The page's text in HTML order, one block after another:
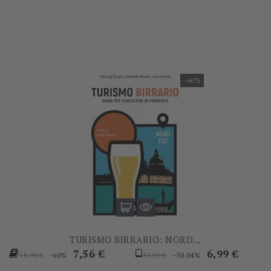
-60%
TURISMO BIRRARIO: NORD...
Prezzo
18,90 € -60% Prezzo
7,56 €
Prezzo
13,99 € -50.04% Prezzo
6,99 €